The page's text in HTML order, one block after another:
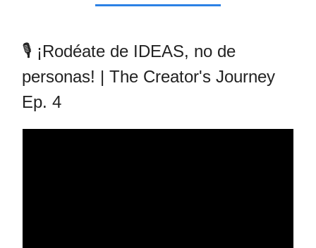
🎙️ ¡Rodéate de IDEAS, no de
personas! | The Creator's Journey
Ep. 4